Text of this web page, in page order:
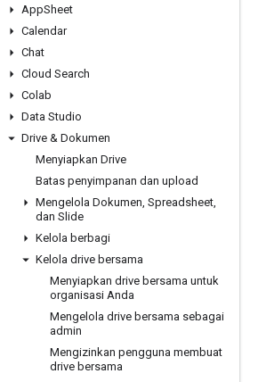
AppSheet
Calendar
Chat
Cloud Search
Colab
Data Studio
Drive & Dokumen
Menyiapkan Drive
Batas penyimpanan dan upload
Mengelola Dokumen, Spreadsheet,
dan Slide
Kelola berbagi
Kelola drive bersama
Menyiapkan drive bersama untuk
organisasi Anda
Mengelola drive bersama sebagai
admin
Mengizinkan pengguna membuat
drive bersama